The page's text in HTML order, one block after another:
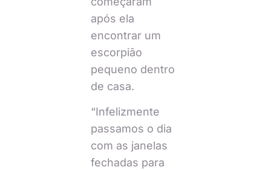
após ela
encontrar um
escorpião
pequeno dentro
de casa.
“Infelizmente
passamos o dia
com as janelas
fechadas para